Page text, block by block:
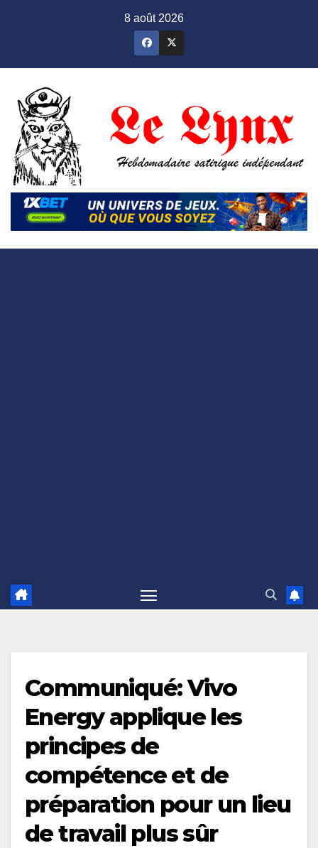
8 août 2026
Communiqué: Vivo
Energy applique les
principes de
compétence et de
préparation pour un lieu
de travail plus sûr